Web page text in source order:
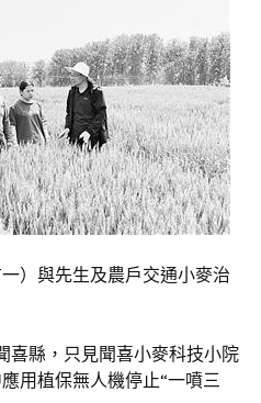
）與先生及農戶交通小麥治
喜縣，只見聞喜小麥科技小院
用植保無人機停止“一噴三